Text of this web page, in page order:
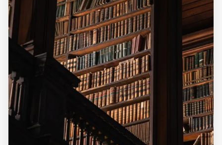
Wordpress Cache
Anasayfa
5 Günde İngilizce
İngilizce
En Hızlı İngilizce
En Kolay İngilizce